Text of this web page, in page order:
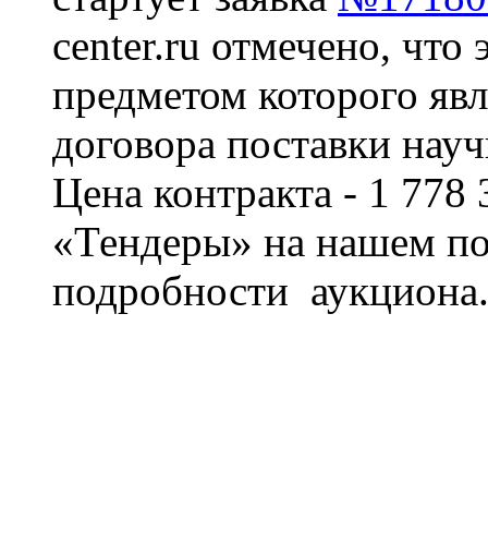
center.ru отмечено, что
предметом которого
договора поставки
Цена контракта - 1 778
«Тендеры» на нашем
подробности аукциона.